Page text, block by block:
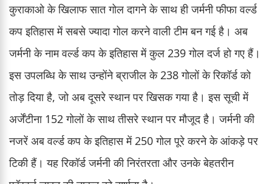
कुराकाओ के खिलाफ सात गोल दागने के साथ ही जर्मनी फीफा वर्ल्ड
कप इतिहास में सबसे ज्यादा गोल करने वाली टीम बन गई है। अब
जर्मनी के नाम वर्ल्ड कप के इतिहास में कुल 239 गोल दर्ज हो गए हैं।
इस उपलब्धि के साथ उन्होंने ब्राजील के 238 गोलों के रिकॉर्ड को
तोड़ दिया है, जो अब दूसरे स्थान पर खिसक गया है। इस सूची में
अर्जेंटीना 152 गोलों के साथ तीसरे स्थान पर मौजूद है। जर्मनी की
नजरें अब वर्ल्ड कप के इतिहास में 250 गोल पूरे करने के आंकड़े पर
टिकी हैं। यह रिकॉर्ड जर्मनी की निरंतरता और उनके बेहतरीन